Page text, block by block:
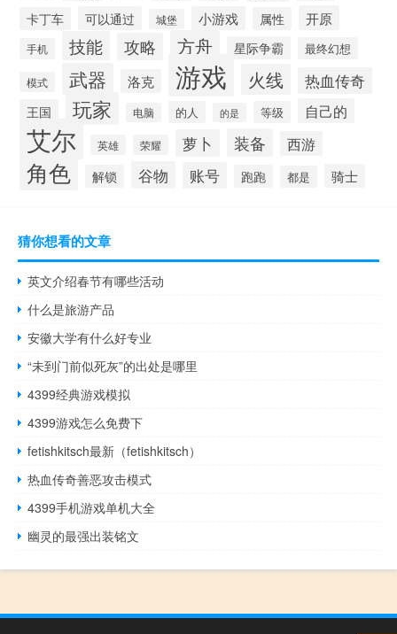
卡丁车
可以通过 城堡 小游戏 属性 开原
手机 技能 攻略 方舟 星际争霸 最终幻想
模式 武器 洛克 游戏 火线 热血传奇
王国 玩家 电脑 的人 的是 等级 自己的
艾尔 英雄 荣耀 萝卜 装备 西游
角色 解锁 谷物 账号 跑跑 都是 骑士
猜你想看的文章
英文介绍春节有哪些活动
什么是旅游产品
安徽大学有什么好专业
“未到门前似死灰”的出处是哪里
4399经典游戏模拟
4399游戏怎么免费下
fetishkitsch最新（fetishkitsch）
热血传奇善恶攻击模式
4399手机游戏单机大全
幽灵的最强出装铭文